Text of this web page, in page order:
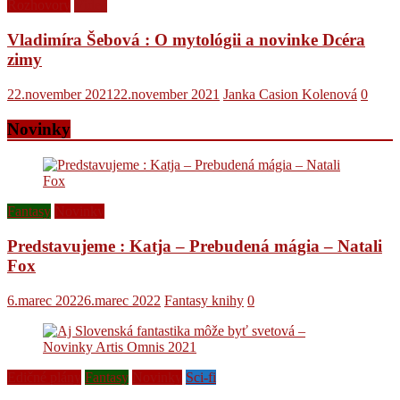
Vladimíra Šebová : O mytológii a novinke Dcéra
zimy
22.november 2021 22.november 2021 Janka Casion Kolenová 0
Novinky
Fantasy
Predstavujeme : Katja – Prebudená mágia – Natali
Fox
6.marec 20226.marec 2022 Fantasy knihy 0
Fantasy Sci-fi